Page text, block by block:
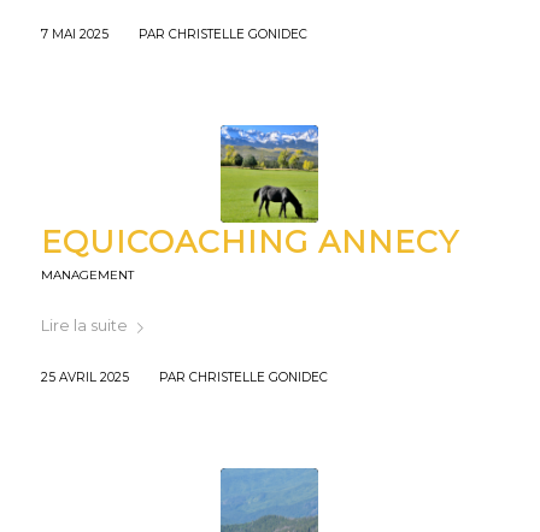
7 MAI 2025 PAR CHRISTELLE GONIDEC
EQUICOACHING ANNECY
MANAGEMENT
Lire la suite
25 AVRIL 2025 PAR CHRISTELLE GONIDEC